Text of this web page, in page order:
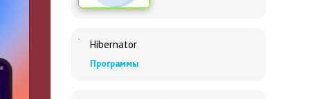
Hibernator
Программы